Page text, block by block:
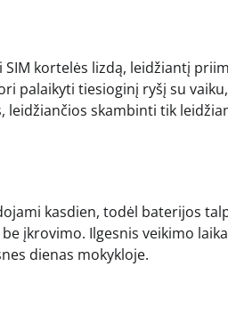
kortelės lizdą, leidžiantį
palaikyti tiesioginį ryšį su
skambinti tik
kasdien, todėl baterijos
įkrovimo. Ilgesnis veikimo
dienas mokykloje.